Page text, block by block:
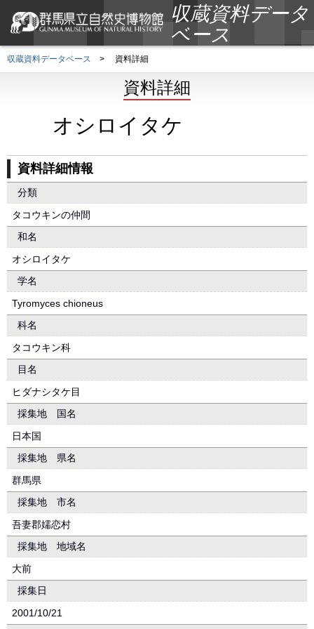
収蔵資料データ
ベース
収蔵資料データベース > 資料詳細
資料詳細
オシロイタケ
資料詳細情報
分類
タコウキンの仲間
和名
オシロイタケ
学名
Tyromyces chioneus
科名
タコウキン科
目名
ヒダナシタケ目
採集地 国名
日本国
採集地 県名
群馬県
採集地 市名
吾妻郡嬬恋村
採集地 地域名
大前
採集日
2001/10/21